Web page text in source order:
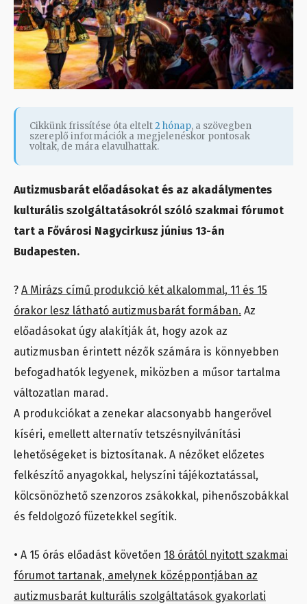
Cikkünk frissítése óta eltelt2 hónap, a szövegben
szereplő információk a megjelenéskor pontosak
voltak, de mára elavulhattak.
Autizmusbarát előadásokat és az akadálymentes
kulturális szolgáltatásokról szóló szakmai fórumot
tart a Fővárosi Nagycirkusz június 13-án
Budapesten.
? A Mirázs című produkció két alkalommal, 11 és 15
órakor lesz látható autizmusbarát formában. Az
előadásokat úgy alakítják át, hogy azok az
autizmusban érintett nézők számára is könnyebben
befogadhatók legyenek, miközben a műsor tartalma
változatlan marad.
A produkciókat a zenekar alacsonyabb hangerővel
kíséri, emellett alternatív tetszésnyilvánítási
lehetőségeket is biztosítanak. A nézőket előzetes
felkészítő anyagokkal, helyszíni tájékoztatással,
kölcsönözhető szenzoros zsákokkal, pihenőszobákkal
és feldolgozó füzetekkel segítik.
• A 15 órás előadást követően 18 órától nyitott szakmai
fórumot tartanak, amelynek középpontjában az
autizmusbarát kulturális szolgáltatások gyakorlati